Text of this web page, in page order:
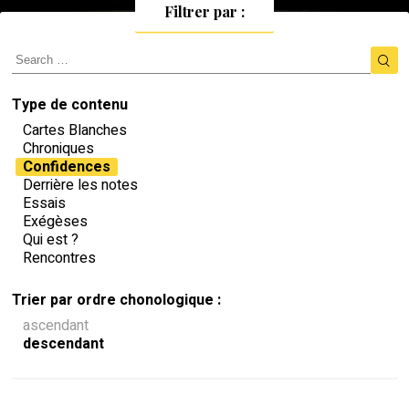
Filtrer par :
Type de contenu
Cartes Blanches
Chroniques
Confidences
Derrière les notes
Essais
Exégèses
Qui est ?
Rencontres
Trier par ordre chonologique :
ascendant
descendant